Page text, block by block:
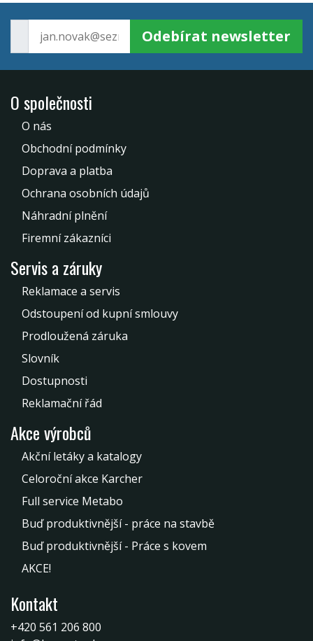
Odebírat newsletter
O společnosti
O nás
Obchodní podmínky
Doprava a platba
Ochrana osobních údajů
Náhradní plnění
Firemní zákazníci
Servis a záruky
Reklamace a servis
Odstoupení od kupní smlouvy
Prodloužená záruka
Slovník
Dostupnosti
Reklamační řád
Akce výrobců
Akční letáky a katalogy
Celoroční akce Karcher
Full service Metabo
Buď produktivnější - práce na stavbě
Buď produktivnější - Práce s kovem
AKCE!
Kontakt
+420 561 206 800